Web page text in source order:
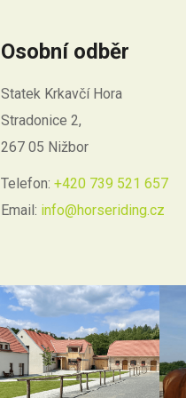
Osobní odběr
Statek Krkavčí Hora
Stradonice 2,
267 05 Nižbor
Telefon: +420 739 521 657
Email: info@horseriding.cz